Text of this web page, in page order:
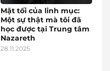
Mặt tối của linh mục:
Một sự thật mà tôi đã
học được tại Trung tâm
Nazareth
28.11.2025